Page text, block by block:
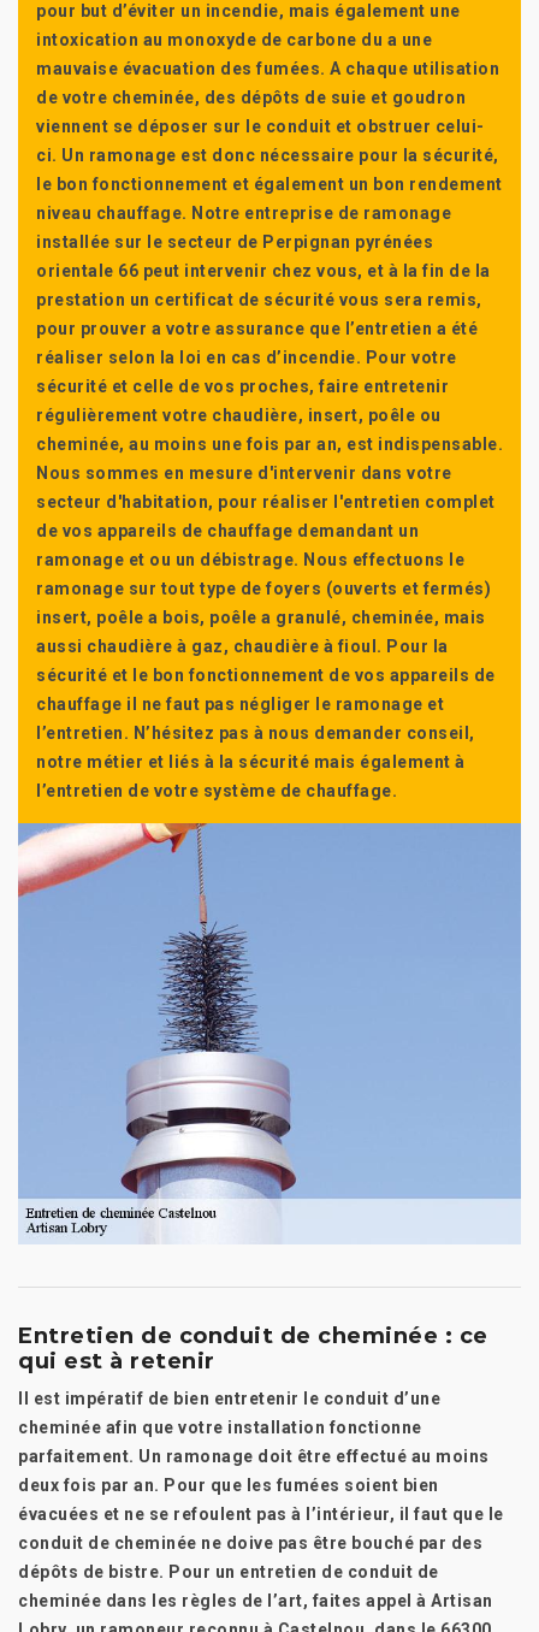
pour but d’éviter un incendie, mais également une
intoxication au monoxyde de carbone du a une
mauvaise évacuation des fumées. A chaque utilisation
de votre cheminée, des dépôts de suie et goudron
viennent se déposer sur le conduit et obstruer celui-
ci. Un ramonage est donc nécessaire pour la sécurité,
le bon fonctionnement et également un bon rendement
niveau chauffage. Notre entreprise de ramonage
installée sur le secteur de Perpignan pyrénées
orientale 66 peut intervenir chez vous, et à la fin de la
prestation un certificat de sécurité vous sera remis,
pour prouver a votre assurance que l’entretien a été
réaliser selon la loi en cas d’incendie. Pour votre
sécurité et celle de vos proches, faire entretenir
régulièrement votre chaudière, insert, poêle ou
cheminée, au moins une fois par an, est indispensable.
Nous sommes en mesure d'intervenir dans votre
secteur d'habitation, pour réaliser l'entretien complet
de vos appareils de chauffage demandant un
ramonage et ou un débistrage. Nous effectuons le
ramonage sur tout type de foyers (ouverts et fermés)
insert, poêle a bois, poêle a granulé, cheminée, mais
aussi chaudière à gaz, chaudière à fioul. Pour la
sécurité et le bon fonctionnement de vos appareils de
chauffage il ne faut pas négliger le ramonage et
l’entretien. N’hésitez pas à nous demander conseil,
notre métier et liés à la sécurité mais également à
l’entretien de votre système de chauffage.
Entretien de conduit de cheminée : ce
qui est à retenir
Il est impératif de bien entretenir le conduit d’une
cheminée afin que votre installation fonctionne
parfaitement. Un ramonage doit être effectué au moins
deux fois par an. Pour que les fumées soient bien
évacuées et ne se refoulent pas à l’intérieur, il faut que le
conduit de cheminée ne doive pas être bouché par des
dépôts de bistre. Pour un entretien de conduit de
cheminée dans les règles de l’art, faites appel à Artisan